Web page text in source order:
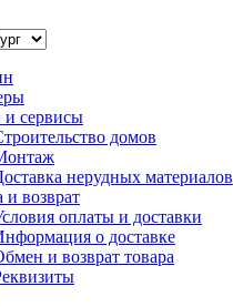
и сервисы
домов
нерудных материалов
и возврат
оплаты и доставки
о доставке
и возврат товара